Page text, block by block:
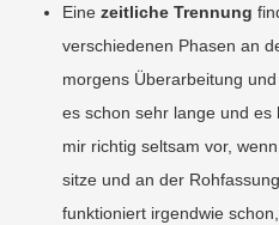
Eine zeitliche Trennung
verschiedenen Phasen an
morgens Überarbeitung
es schon sehr lange und
mir richtig seltsam vor,
sitze und an der
funktioniert irgendwie